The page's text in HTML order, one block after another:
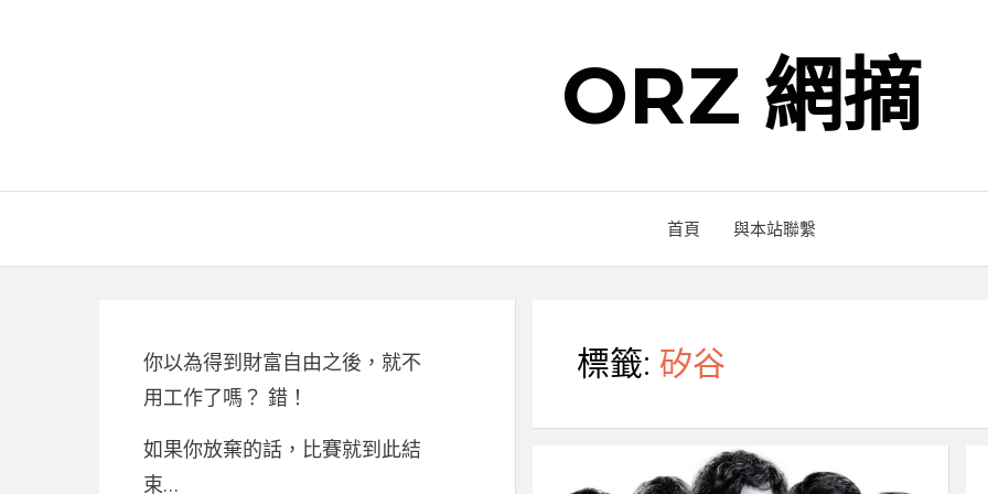
ORZ 網摘
首頁 與本站聯繫
標籤: 矽谷
你以為得到財富自由之後，就不
用工作了嗎？ 錯！
如果你放棄的話，比賽就到此結
束…